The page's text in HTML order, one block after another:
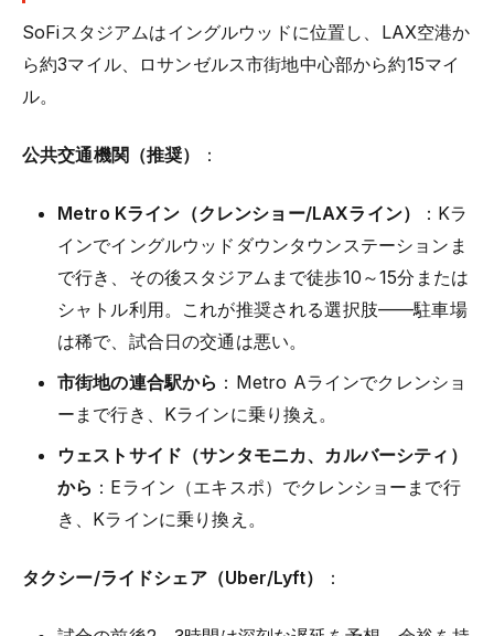
SoFiスタジアムはイングルウッドに位置し、LAX空港か
ら約3マイル、ロサンゼルス市街地中心部から約15マイ
ル。
公共交通機関（推奨） ：
Metro Kライン（クレンショー/LAXライン）
：Kラ
インでイングルウッドダウンタウンステーションま
で行き、その後スタジアムまで徒歩10～15分または
シャトル利用。これが推奨される選択肢——駐車場
は稀で、試合日の交通は悪い。
市街地の連合駅から ：Metro Aラインでクレンショ
ーまで行き、Kラインに乗り換え。
ウェストサイド（サンタモニカ、カルバーシティ）
から ：Eライン（エキスポ）でクレンショーまで行
き、Kラインに乗り換え。
タクシー/ライドシェア（Uber/Lyft） ：